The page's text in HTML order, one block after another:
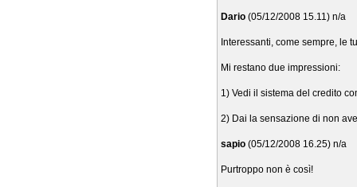
Dario (05/12/2008 15.11) n/a
Interessanti, come sempre, le
Mi restano due impressioni:
1) Vedi il sistema del credito
2) Dai la sensazione di non
sapio (05/12/2008 16.25) n/a
Purtroppo non è così!